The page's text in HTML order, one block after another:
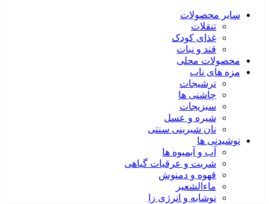
سایر محصولات
تنقلات
غذای کودک
قند و نبات
محصولات محلی
مزه های ناب
ترشیجات
چاشنی ها
سبزیجات
شیره و عسل
نان شیرینی سنتی
نوشیدنی ها
آب و آبمیوه ها
شربت و عرقیات گیاهی
قهوه و دمنوش
ماءالشعیر
نوشابه و انرژی زا